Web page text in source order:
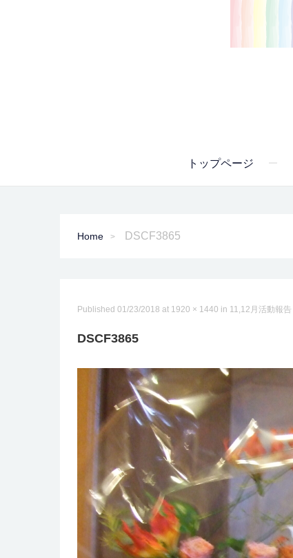
トップページ
Home DSCF3865
Published 01/23/2018 at 1920 × 1440 in 11,12月活動報告
DSCF3865